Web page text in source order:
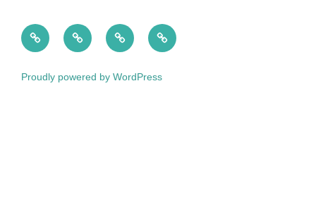
HOME
Contents
Producer
Product
Director
Contact
Proudly powered by WordPress